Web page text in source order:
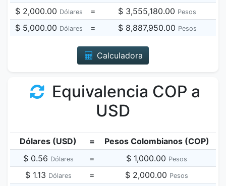
$ 2,000.00 Dólares = $ 3,555,180.00 Pesos
$ 5,000.00 Dólares = $ 8,887,950.00 Pesos
Calculadora
Equivalencia COP a
USD
Dólares (USD) =
Pesos Colombianos (COP)
$ 0.56 Dólares = $ 1,000.00 Pesos
$ 1.13 Dólares = $ 2,000.00 Pesos